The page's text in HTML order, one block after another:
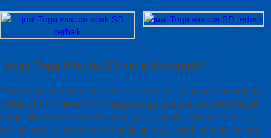
Harga Toga Wisuda SD yang Kompetitif
Banyak sekolah ragu memesan toga karena takut harganya mahal.
Namun, kami menawarkan harga toga wisuda SD yang sangat
kompetitif, bahkan tersedia harga grosir untuk pemesanan di atas
jumlah tertentu. Paket toga wisuda anak SD kami memberikan nilai